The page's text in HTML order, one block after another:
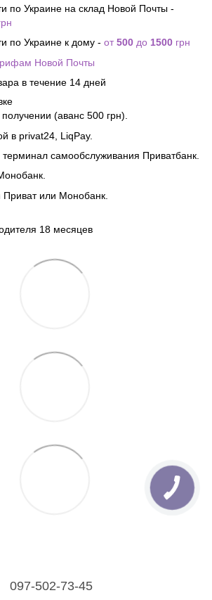
по Украине на склад Новой Почты -
по Украине к дому - от500 до 1500 грн
Новой Почты
в течение 14 дней
(аванс 500 грн).
в privat24, LiqPay.
терминал самообслуживания Приватбанк.
или Монобанк.
18 месяцев
097-502-73-45